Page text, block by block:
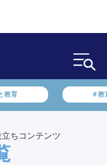
教育 ＃教
ちコンテンツ